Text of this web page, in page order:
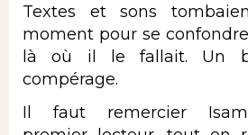
Textes et sons
moment pour se
là où il le fallait. Un
compérage.
Il faut remercier